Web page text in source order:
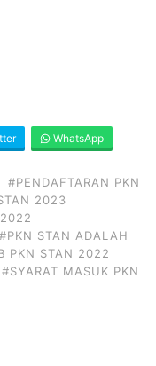
WhatsApp
#PENDAFTARAN PKN
2023
#PKN STAN ADALAH
PKN STAN 2022
#SYARAT MASUK PKN